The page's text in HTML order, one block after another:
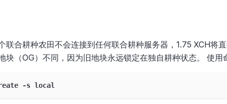
联合耕种农田不会连接到任何联合耕种服务器，1.75 XCH将
块（OG）不同，因为旧地块永远锁定在独自耕种状态。 使用
-s local